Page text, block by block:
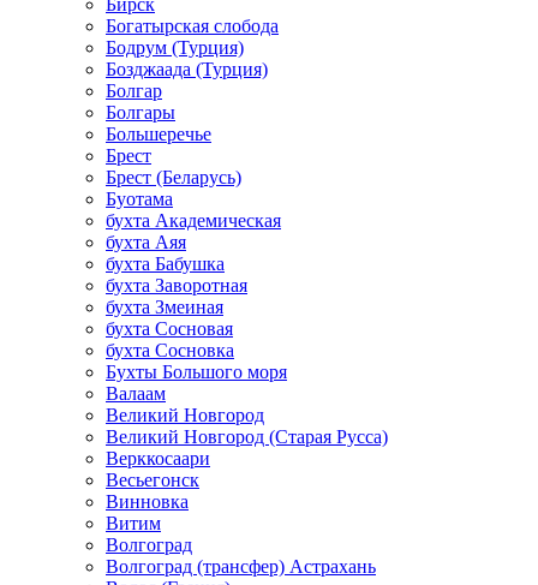
Бирск
Богатырская слобода
Бодрум (Турция)
Бозджаада (Турция)
Болгар
Болгары
Большеречье
Брест
Брест (Беларусь)
Буотама
бухта Академическая
бухта Аяя
бухта Бабушка
бухта Заворотная
бухта Змеиная
бухта Сосновая
бухта Сосновка
Бухты Большого моря
Валаам
Великий Новгород
Великий Новгород (Старая Русса)
Верккосаари
Весьегонск
Винновка
Витим
Волгоград
Волгоград (трансфер) Астрахань